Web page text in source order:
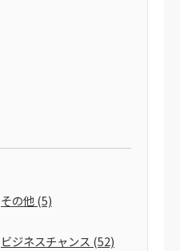
その他(5)
ビジネスチャンス (52)